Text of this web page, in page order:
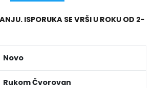
ISPORUKA SE VRŠI U ROKU OD 2-
Novo
Rukom Čvorovan